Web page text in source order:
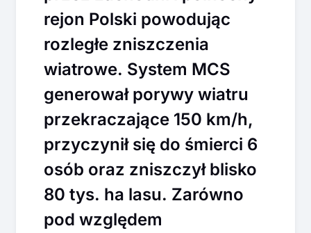
rejon Polski powodując
rozległe zniszczenia
wiatrowe. System MCS
generował porywy wiatru
przekraczające 150 km/h,
przyczynił się do śmierci 6
osób oraz zniszczył blisko
80 tys. ha lasu. Zarówno
pod względem